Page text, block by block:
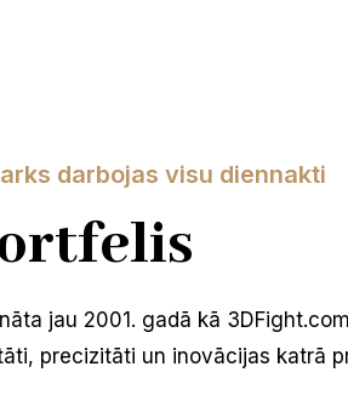
darbojas visu diennakti
jau 2001. gadā kā
precizitāti un inovācijas katrā